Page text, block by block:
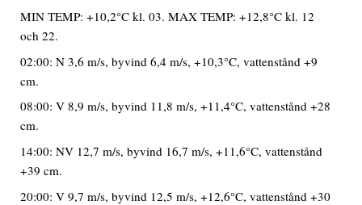
MIN TEMP: +10,2°C kl. 03. MAX TEMP: +12,8°C kl. 12
och 22.
02:00: N 3,6 m/s, byvind 6,4 m/s, +10,3°C, vattenstånd +9
cm.
08:00: V 8,9 m/s, byvind 11,8 m/s, +11,4°C, vattenstånd +28
cm.
14:00: NV 12,7 m/s, byvind 16,7 m/s, +11,6°C, vattenstånd
+39 cm.
20:00: V 9,7 m/s, byvind 12,5 m/s, +12,6°C, vattenstånd +30